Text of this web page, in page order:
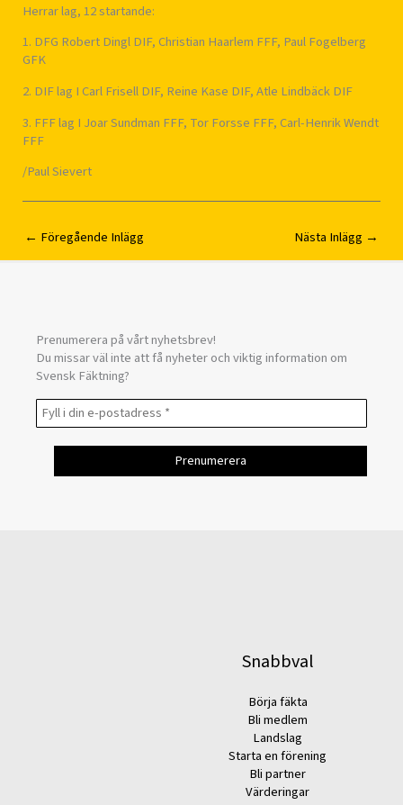
Herrar lag, 12 startande:
1. DFG Robert Dingl DIF, Christian Haarlem FFF, Paul Fogelberg
GFK
2. DIF lag I Carl Frisell DIF, Reine Kase DIF, Atle Lindbäck DIF
3. FFF lag I Joar Sundman FFF, Tor Forsse FFF, Carl-Henrik Wendt
FFF
/Paul Sievert
← Föregående Inlägg Nästa Inlägg →
Prenumerera på vårt nyhetsbrev!
Du missar väl inte att få nyheter och viktig information om
Svensk Fäktning?
Snabbval
Börja fäkta
Bli medlem
Landslag
Starta en förening
Bli partner
Värderingar